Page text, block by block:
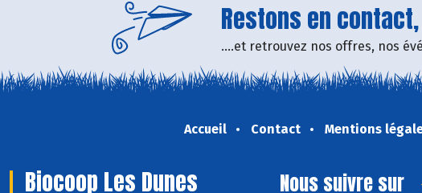
Restons en
....et retrouvez nos offres, nos
Accueil Contact Mentions
Biocoop Les Dunes Nous suivre sur